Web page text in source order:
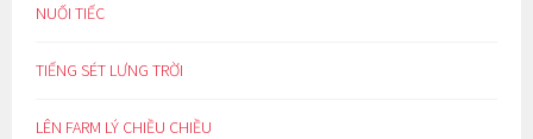
NUỐI TIẾC
TIẾNG SÉT LƯNG TRỜI
LÊN FARM LÝ CHIỀU CHIỀU